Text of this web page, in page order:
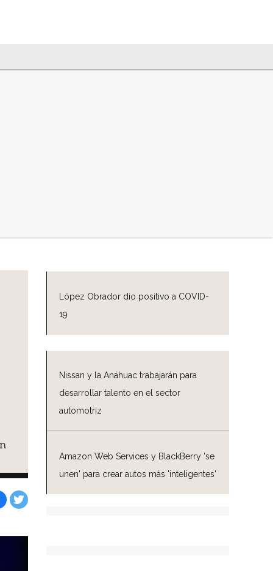
López Obrador dio positivo a COVID-
19
Nissan y la Anáhuac trabajarán para
desarrollar talento en el sector
automotriz
Amazon Web Services y BlackBerry 'se
unen' para crear autos más 'inteligentes'